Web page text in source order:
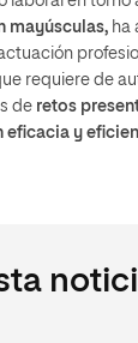
mayúsculas, ha
requiere de
de retos
eficacia y